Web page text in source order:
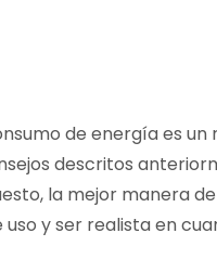
de energía es
descritos
la mejor manera
y ser realista en